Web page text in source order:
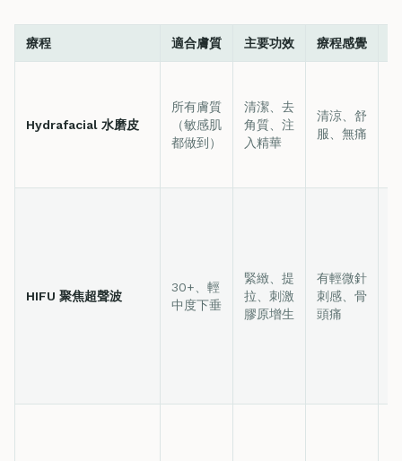
療程 適合膚質 主要功效 療程感覺
Hydrafacial 水磨皮
所有膚質
（敏感肌
都做到）
清潔、去
角質、注
入精華
清涼、舒
服、無痛
HIFU 聚焦超聲波
30+、輕
中度下垂
緊緻、提
拉、刺激
膠原增生
有輕微針
刺感、骨
頭痛